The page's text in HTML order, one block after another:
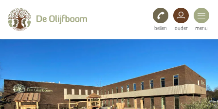
bellen ouder menu
Ouders